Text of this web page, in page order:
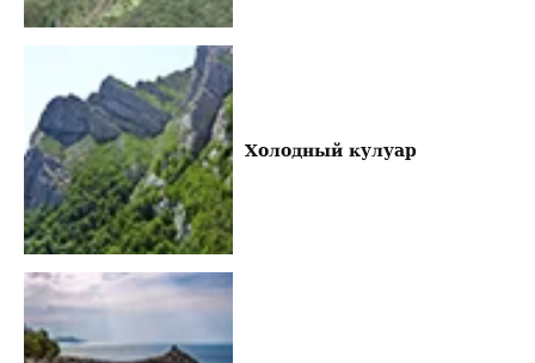
Холодный кулуар